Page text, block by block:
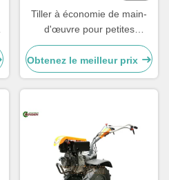
Tiller à économie de main-
d'œuvre pour petites
exploitations avec moteur
diesel de 9 ch et manche
réglable
Obtenez le meilleur prix